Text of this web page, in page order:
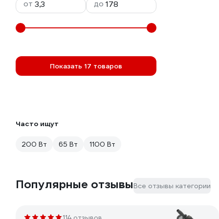
от
до
Показать 17 товаров
Часто ищут
200 Вт 65 Вт 1100 Вт
Популярные отзывыВсе отзывы категории